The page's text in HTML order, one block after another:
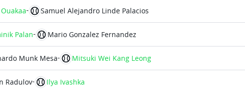
- Samuel Alejandro Linde Palacios
Palan- Mario Gonzalez Fernandez
Munk Mesa- Mitsuki Wei Kang Leong
Radulov- Ilya Ivashka